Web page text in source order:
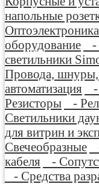
напольные
Оптоэлектроника
оборудование
-
светильники
Провода, шнуры,
автоматизация
-
Резисторы
-
Светильники
для витрин и
Свечеобразные
кабеля
-
- Средства